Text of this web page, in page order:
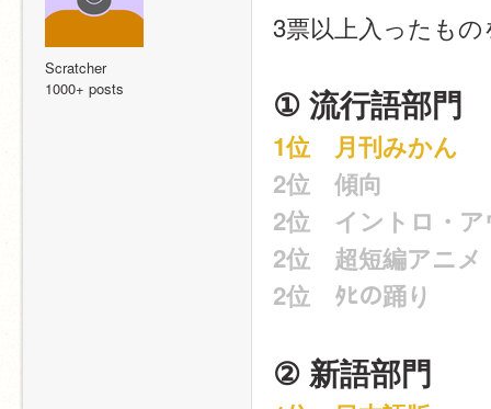
Scratcher
1000+ posts
3票以上入ったも
① 流行語部門
1位　月刊みかん
2位　傾向
2位　イントロ・
2位　超短編アニメ
2位　ﾀﾋの踊り
② 新語部門